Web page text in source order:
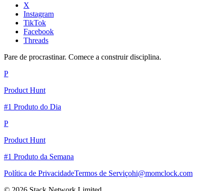
X
Instagram
TikTok
Facebook
Threads
Pare de procrastinar. Comece a construir disciplina.
P
Product Hunt
#1 Produto do Dia
P
Product Hunt
#1 Produto da Semana
Política de PrivacidadeTermos de Serviçohi@momclock.com